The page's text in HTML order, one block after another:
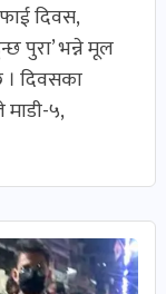
दिवस,
पुरा’ भन्ने मूल
। दिवसका
५,